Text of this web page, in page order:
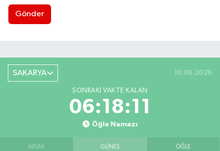
Gönder
SAKARYA 10.08.2026
SONRAKI VAKTE KALAN
06:18:10
Öğle Namazı
İMSAK GÜNEŞ ÖĞLE